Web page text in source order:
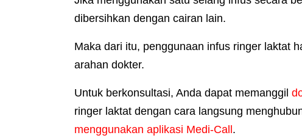
dibersihkan dengan cairan lain.
Maka dari itu, penggunaan infus ringer laktat
arahan dokter.
Untuk berkonsultasi, Anda dapat memanggil
ringer laktat dengan cara langsung
menggunakan aplikasi Medi-Call .